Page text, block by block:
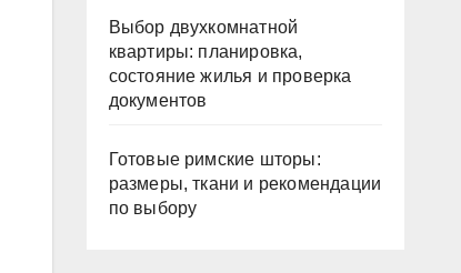
Выбор двухкомнатной
квартиры: планировка,
состояние жилья и проверка
документов
Готовые римские шторы:
размеры, ткани и рекомендации
по выбору